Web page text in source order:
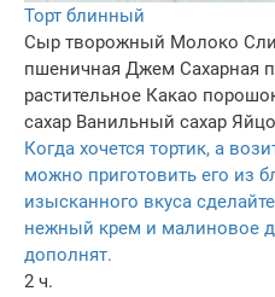
Торт блинный
Сыр творожный Молоко
пшеничная Джем Сахарная
растительное Какао
сахар Ванильный сахар Яйцо
Когда хочется тортик, а
можно приготовить его из
изысканного вкуса
нежный крем и малиновое
дополнят.
2 ч.